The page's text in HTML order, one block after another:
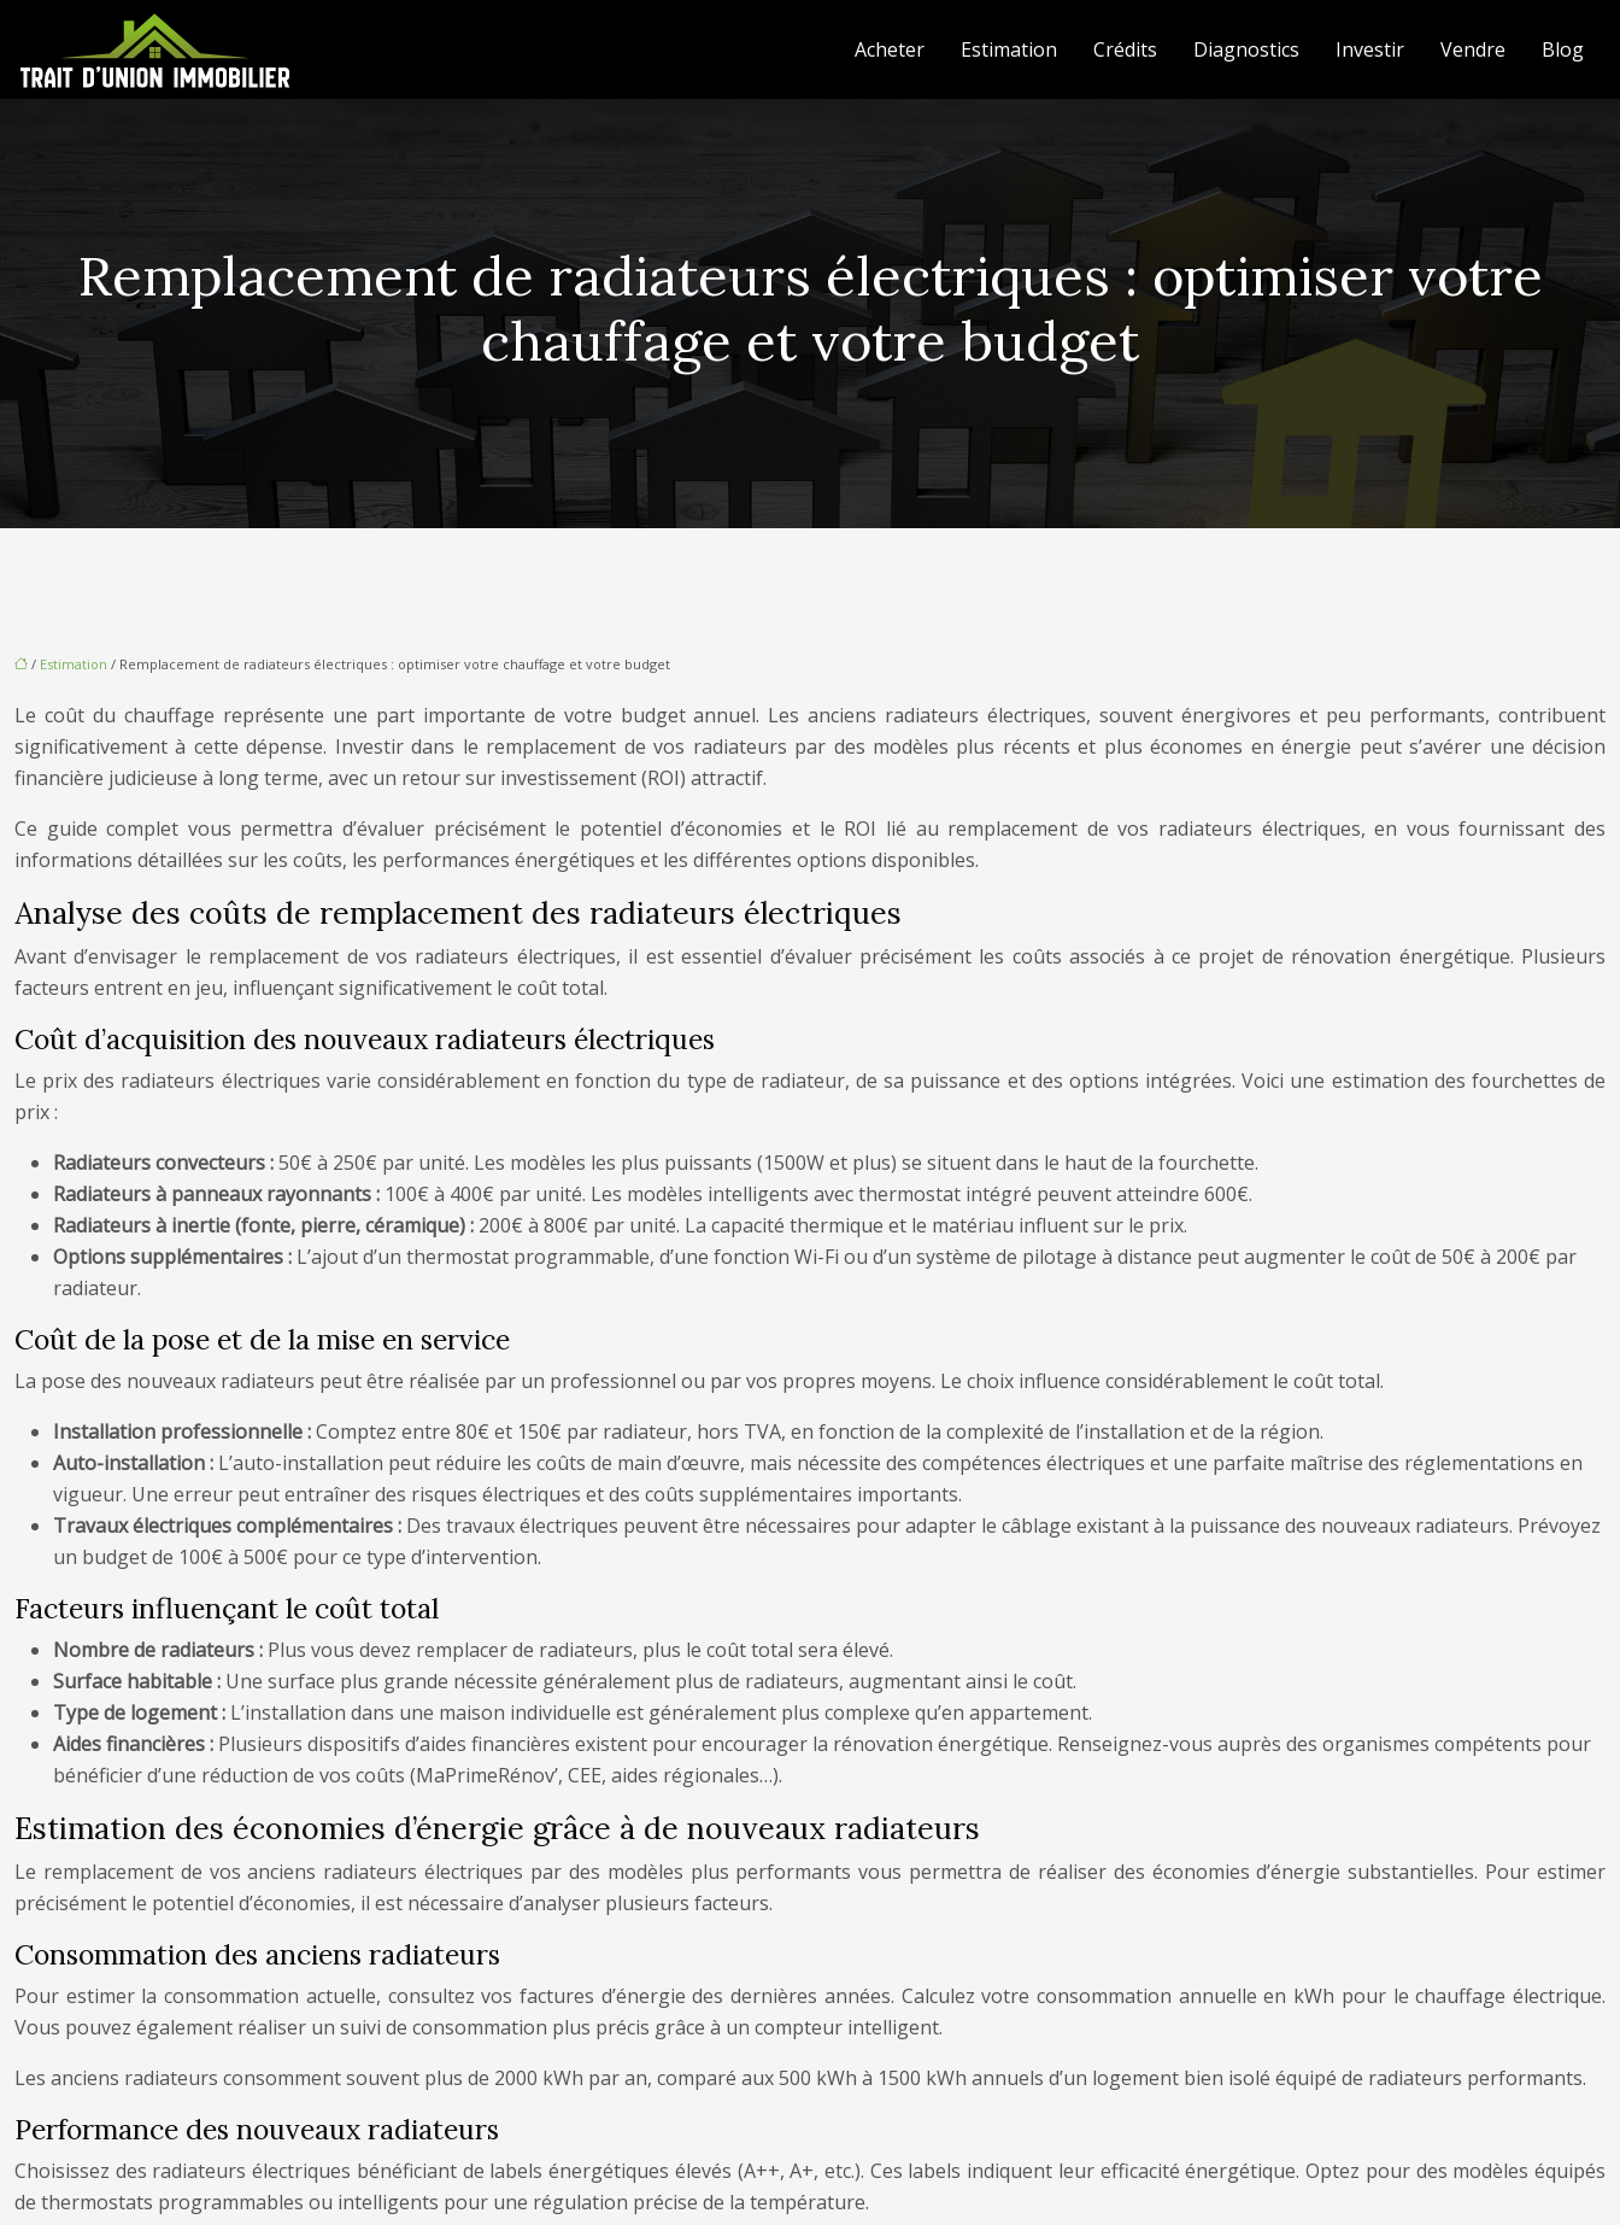
Acheter Estimation Crédits Diagnostics Investir Vendre Blog
Remplacement de radiateurs électriques : optimiser votre
chauffage et votre budget
/ Estimation / Remplacement de radiateurs électriques : optimiser votre chauffage et votre budget
Le coût du chauffage représente une part importante de votre budget annuel. Les anciens radiateurs électriques, souvent énergivores et peu performants, contribuent
significativement à cette dépense. Investir dans le remplacement de vos radiateurs par des modèles plus récents et plus économes en énergie peut s’avérer une décision
financière judicieuse à long terme, avec un retour sur investissement (ROI) attractif.
Ce guide complet vous permettra d’évaluer précisément le potentiel d’économies et le ROI lié au remplacement de vos radiateurs électriques, en vous fournissant des
informations détaillées sur les coûts, les performances énergétiques et les différentes options disponibles.
Analyse des coûts de remplacement des radiateurs électriques
Avant d’envisager le remplacement de vos radiateurs électriques, il est essentiel d’évaluer précisément les coûts associés à ce projet de rénovation énergétique. Plusieurs
facteurs entrent en jeu, influençant significativement le coût total.
Coût d’acquisition des nouveaux radiateurs électriques
Le prix des radiateurs électriques varie considérablement en fonction du type de radiateur, de sa puissance et des options intégrées. Voici une estimation des fourchettes de
prix :
Radiateurs convecteurs :50€ à 250€ par unité. Les modèles les plus puissants (1500W et plus) se situent dans le haut de la fourchette.
Radiateurs à panneaux rayonnants : 100€ à 400€ par unité. Les modèles intelligents avec thermostat intégré peuvent atteindre 600€.
Radiateurs à inertie (fonte, pierre, céramique) : 200€ à 800€ par unité. La capacité thermique et le matériau influent sur le prix.
Options supplémentaires : L’ajout d’un thermostat programmable, d’une fonction Wi-Fi ou d’un système de pilotage à distance peut augmenter le coût de 50€ à 200€ par
radiateur.
Coût de la pose et de la mise en service
La pose des nouveaux radiateurs peut être réalisée par un professionnel ou par vos propres moyens. Le choix influence considérablement le coût total.
Installation professionnelle :Comptez entre 80€ et 150€ par radiateur, hors TVA, en fonction de la complexité de l’installation et de la région.
Auto-installation : L’auto-installation peut réduire les coûts de main d’œuvre, mais nécessite des compétences électriques et une parfaite maîtrise des réglementations en
vigueur. Une erreur peut entraîner des risques électriques et des coûts supplémentaires importants.
Travaux électriques complémentaires : Des travaux électriques peuvent être nécessaires pour adapter le câblage existant à la puissance des nouveaux radiateurs. Prévoyez
un budget de 100€ à 500€ pour ce type d’intervention.
Facteurs influençant le coût total
Nombre de radiateurs : Plus vous devez remplacer de radiateurs, plus le coût total sera élevé.
Surface habitable : Une surface plus grande nécessite généralement plus de radiateurs, augmentant ainsi le coût.
Type de logement : L’installation dans une maison individuelle est généralement plus complexe qu’en appartement.
Aides financières : Plusieurs dispositifs d’aides financières existent pour encourager la rénovation énergétique. Renseignez-vous auprès des organismes compétents pour
bénéficier d’une réduction de vos coûts (MaPrimeRénov’, CEE, aides régionales…).
Estimation des économies d’énergie grâce à de nouveaux radiateurs
Le remplacement de vos anciens radiateurs électriques par des modèles plus performants vous permettra de réaliser des économies d’énergie substantielles. Pour estimer
précisément le potentiel d’économies, il est nécessaire d’analyser plusieurs facteurs.
Consommation des anciens radiateurs
Pour estimer la consommation actuelle, consultez vos factures d’énergie des dernières années. Calculez votre consommation annuelle en kWh pour le chauffage électrique.
Vous pouvez également réaliser un suivi de consommation plus précis grâce à un compteur intelligent.
Les anciens radiateurs consomment souvent plus de 2000 kWh par an, comparé aux 500 kWh à 1500 kWh annuels d’un logement bien isolé équipé de radiateurs performants.
Performance des nouveaux radiateurs
Choisissez des radiateurs électriques bénéficiant de labels énergétiques élevés (A++, A+, etc.). Ces labels indiquent leur efficacité énergétique. Optez pour des modèles équipés
de thermostats programmables ou intelligents pour une régulation précise de la température.